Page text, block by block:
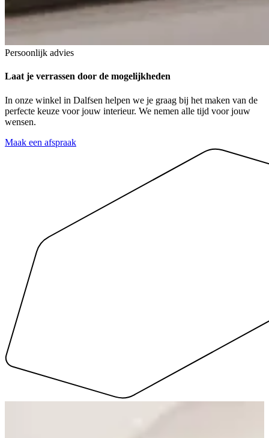
Persoonlijk advies
Laat je verrassen door de mogelijkheden
In onze winkel in Dalfsen helpen we je graag bij het maken van de
perfecte keuze voor jouw interieur. We nemen alle tijd voor jouw
wensen.
Maak een afspraak